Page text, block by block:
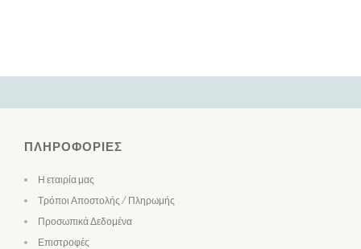
ΠΛΗΡΟΦΟΡΊΕΣ
Η εταιρία μας
Τρόποι Αποστολής / Πληρωμής
Προσωπικά Δεδομένα
Επιστροφές